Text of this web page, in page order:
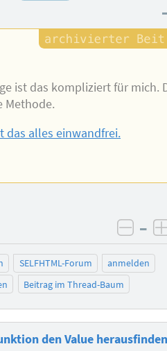
ist das kompliziert für mich.
Methode.
das alles einwandfrei.
–
SELFHTML-Forum
anmelden
Beitrag im Thread-Baum
den Value